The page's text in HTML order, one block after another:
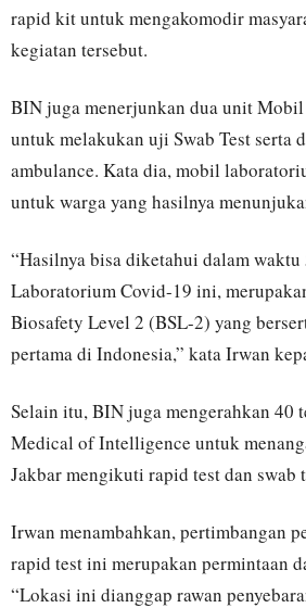
rapid kit untuk mengakomodir
kegiatan tersebut.
BIN juga menerjunkan dua unit
untuk melakukan uji Swab Test serta
ambulance. Kata dia, mobil
untuk warga yang hasilnya
“Hasilnya bisa diketahui dalam
Laboratorium Covid-19 ini,
Biosafety Level 2 (BSL-2) yang
pertama di Indonesia,” kata Irwan
Selain itu, BIN juga mengerahkan 40
Medical of Intelligence untuk
Jakbar mengikuti rapid test dan swab
Irwan menambahkan, pertimbangan
rapid test ini merupakan permintaan
“Lokasi ini dianggap rawan